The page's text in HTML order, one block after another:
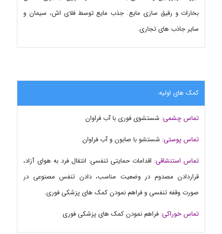
بخارات و رقیق سازی مایع. جذب مایع توسط فلای اش، سیمان و
سایر جاذب های تجاری.
کمک های اولیه:
تماس چشمی: شستشوی فوری با آب فراوان
تماس پوستی: شستشو با صابون و آب فراوان
تماس استنشاقی: اقدامات حمایتی تنفسی: انتقال فرد به هوای آزاد،
قراردادن مصدوم در وضعیت مناسب، دادن تنفس مصنوعی در
صورت وقفه تنفسی و فراهم نمودن کمک های پزشکی فوری.
تماس خوراکی: فراهم نمودن کمک های پزشکی فوری